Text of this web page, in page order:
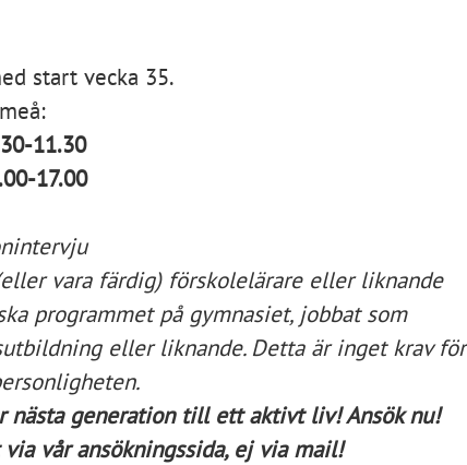
start vecka 35.
11.30
17.00
vara färdig) förskolelärare eller liknande
programmet på gymnasiet, jobbat som
eller liknande. Detta är inget krav för
nästa generation till ett aktivt liv! Ansök nu!
vår ansökningssida, ej via mail!